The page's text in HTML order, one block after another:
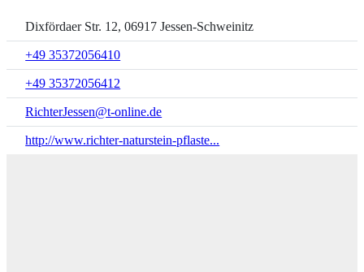
Dixfördaer Str. 12, 06917 Jessen-Schweinitz
+49 35372056410
+49 35372056412
RichterJessen@t-online.de
http://www.richter-naturstein-pflaste...